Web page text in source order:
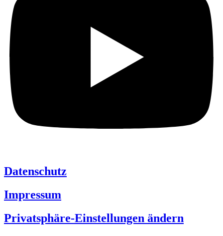
Datenschutz
Impressum
Privatsphäre-Einstellungen ändern